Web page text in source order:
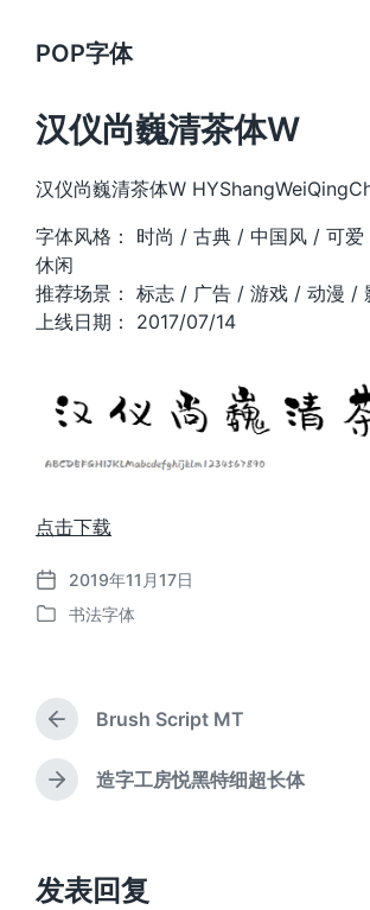
POP字体
汉仪尚巍清茶体W
汉仪尚巍清茶体W
字体风格： 时尚 / 古典 / 中国风 / 可
休闲
推荐场景： 标志 / 广告 / 游戏 / 动漫 /
上线日期： 2017/07/14
点击下载
发
布
2019年11月17日
发
书法字体
上
篇
文
章
Brush Script MT
下
：
造字工房悦黑特细超长体
发表回复